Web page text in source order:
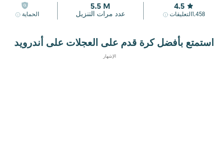
4.5
1,458التعليقات
5.5 M
عدد مرات التنزيل الحماية
استمتع بأفضل كرة قدم على العجلات على أندرويد
الإشهار